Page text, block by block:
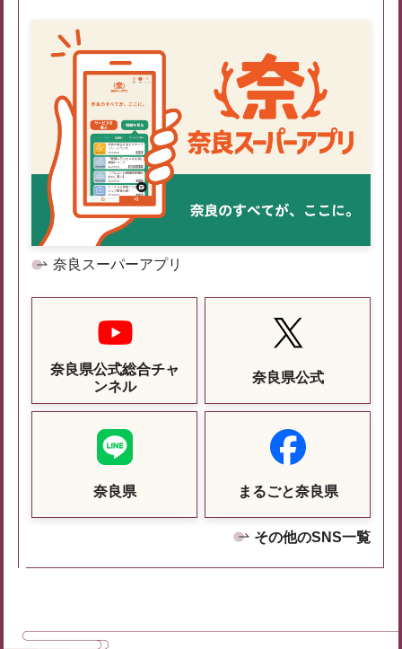
奈良スーパーアプリ
奈良県公式総合チャ
ンネル
奈良県公式
奈良県 まるごと奈良県
その他のSNS一覧